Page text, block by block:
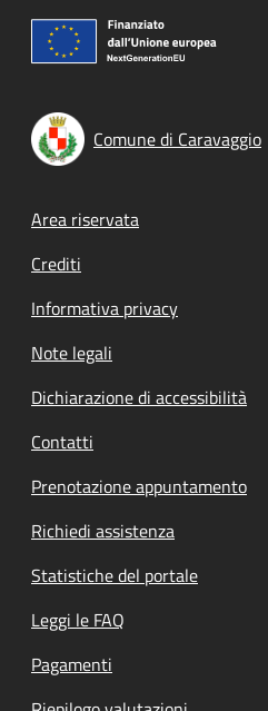
Comune di Caravaggio
Footer menu
Area riservata
Crediti
Informativa privacy
Note legali
Dichiarazione di accessibilità
Contatti
Prenotazione appuntamento
Richiedi assistenza
Statistiche del portale
Leggi le FAQ
Pagamenti